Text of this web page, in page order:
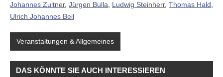
Johannes Zultner, Jürgen Bulla Ludwig Steinherr, Thomas Hald
Ulrich Johannes Beil
Veranstaltungen & Allgemeines
DAS KÖNNTE SIE AUCH INTERESSIEREN